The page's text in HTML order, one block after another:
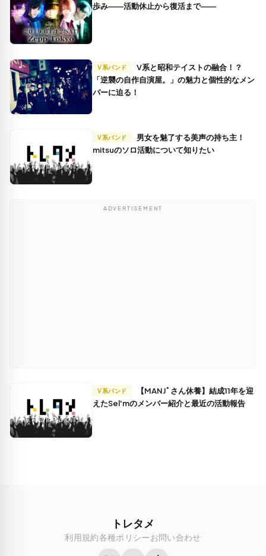
歩み――活動休止から復活まで――
V系バンド
「逆襲の自作自演屋。」の魅力と個性的なメン
バーに迫る！
V系バンド
mitsuのソロ活動について知りたい
ADVERTISEMENT
V系バンド
えたSel'mのメンバー紹介と最近の活動報告
トレタメ
利用規約各種ポリシーお問い合わせ